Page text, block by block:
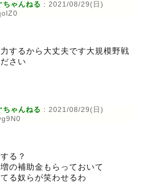
ちゃんねる : 2021/08/29(日)
するから大丈夫です大規模野戦
さい
ちゃんねる : 2021/08/29(日)
る？
の補助金もらっておいて
る奴らが笑わせるわ